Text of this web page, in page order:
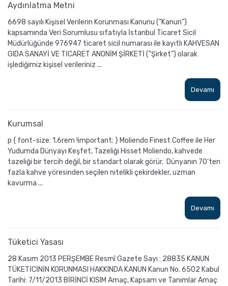
Aydınlatma Metni
6698 sayılı Kişisel Verilerin Korunması Kanunu ("Kanun")
kapsamında Veri Sorumlusu sıfatıyla İstanbul Ticaret Sicil
Müdürlüğünde 976947 ticaret sicil numarası ile kayıtlı KAHVESAN
GIDA SANAYİ VE TİCARET ANONİM ŞİRKETİ ("Şirket”) olarak
işlediğimiz kişisel verileriniz ...
Devamı
Kurumsal
p { font-size: 1.6rem !important; } Moliendo Finest Coffee ile Her
Yudumda Dünyayı Keşfet, Tazeliği Hisset Moliendo, kahvede
tazeliği bir tercih değil, bir standart olarak görür. Dünyanın 70’ten
fazla kahve yöresinden seçilen nitelikli çekirdekler, uzman
kavurma ...
Devamı
Tüketici Yasası
28 Kasım 2013 PERŞEMBE Resmî Gazete Sayı : 28835 KANUN
TÜKETİCİNİN KORUNMASI HAKKINDA KANUN Kanun No. 6502 Kabul
Tarihi: 7/11/2013 BİRİNCİ KISIM Amaç, Kapsam ve Tanımlar Amaç